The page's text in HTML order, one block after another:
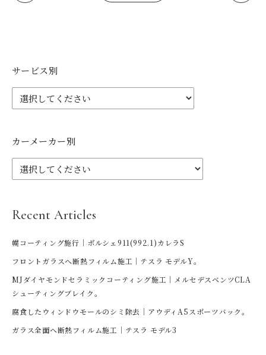
サービス別
カーメーカー別
Recent Articles
幌コーティング施行｜ポルシェ911(992.1)カレラS
フロントガラスへ断熱フィルム施工｜テスラ モデルY。
MJダイヤモンドセラミックコーティング施工｜メルセデスベンツCLA
シューティングブレイク。
腐食したウィンドウモールのシミ除去｜アウディA5スポーツバック。
ガラス全面へ断熱フィルム施工｜テスラ モデル3